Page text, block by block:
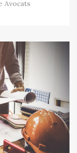
Avocats